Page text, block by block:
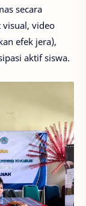
secara
video
efek jera),
aktif siswa.